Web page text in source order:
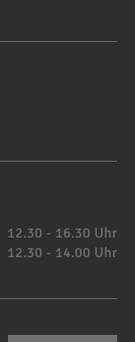
12.30 - 16.30 Uhr
12.30 - 14.00 Uhr